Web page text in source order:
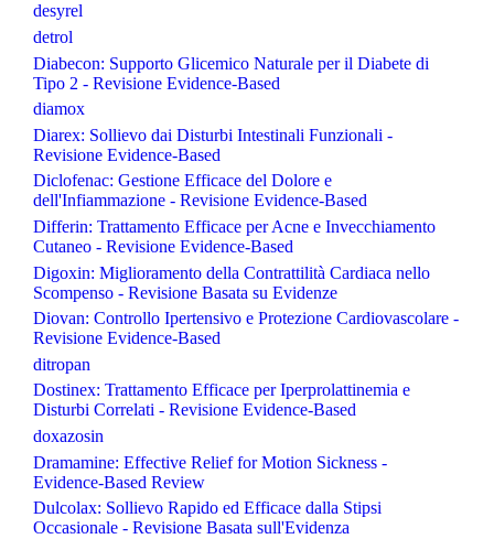
desyrel
detrol
Diabecon: Supporto Glicemico Naturale per il Diabete di
Tipo 2 - Revisione Evidence-Based
diamox
Diarex: Sollievo dai Disturbi Intestinali Funzionali -
Revisione Evidence-Based
Diclofenac: Gestione Efficace del Dolore e
dell'Infiammazione - Revisione Evidence-Based
Differin: Trattamento Efficace per Acne e Invecchiamento
Cutaneo - Revisione Evidence-Based
Digoxin: Miglioramento della Contrattilità Cardiaca nello
Scompenso - Revisione Basata su Evidenze
Diovan: Controllo Ipertensivo e Protezione Cardiovascolare -
Revisione Evidence-Based
ditropan
Dostinex: Trattamento Efficace per Iperprolattinemia e
Disturbi Correlati - Revisione Evidence-Based
doxazosin
Dramamine: Effective Relief for Motion Sickness -
Evidence-Based Review
Dulcolax: Sollievo Rapido ed Efficace dalla Stipsi
Occasionale - Revisione Basata sull'Evidenza